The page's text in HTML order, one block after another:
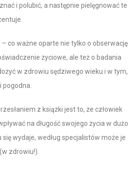
i polubić, a następnie pielęgnować te
co ważne oparte nie tylko o obserwację
życiowe, ale też o badania
w zdrowiu sędziwego wieku i w tym,
pogodna.
z książki jest to, że człowiek
na długość swojego życia w dużo
wydaje, według specjalistów może je
zdrowiu!).